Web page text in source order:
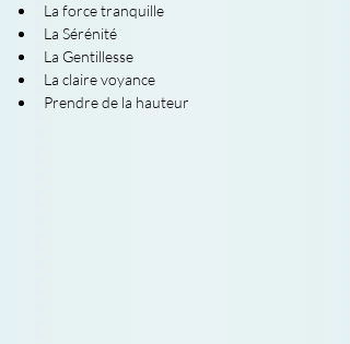
La force tranquille
La Sérénité
La Gentillesse
La claire voyance
Prendre de la hauteur